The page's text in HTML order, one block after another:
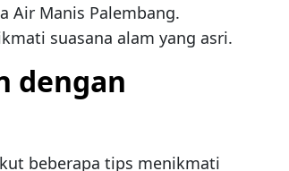
Air Manis Palembang.
suasana alam yang asri.
dengan
beberapa tips menikmati